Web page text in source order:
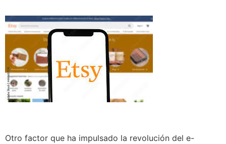
Otro factor que ha impulsado la revolución del e-